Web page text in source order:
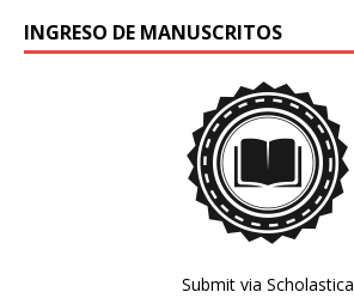
INGRESO DE MANUSCRITOS
Submit via Scholastica